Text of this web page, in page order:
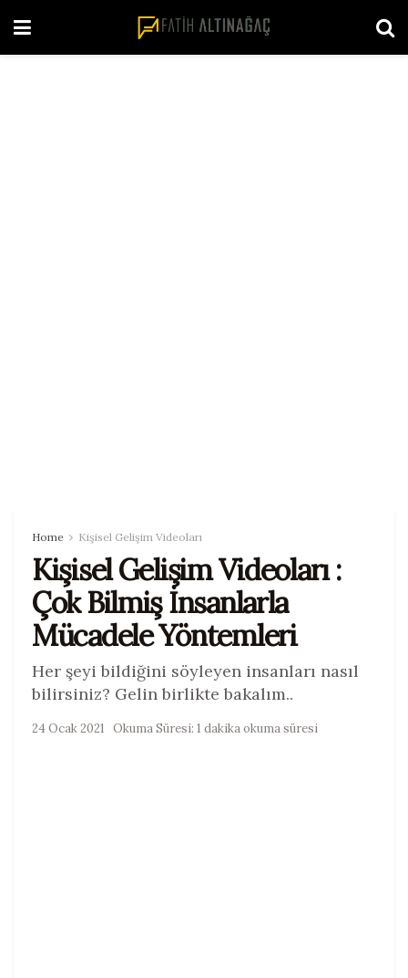
Home Kişisel Gelişim Videoları
Kişisel Gelişim Videoları :
Çok Bilmiş İnsanlarla
Mücadele Yöntemleri
Her şeyi bildiğini söyleyen insanları nasıl
bilirsiniz? Gelin birlikte bakalım..
24 Ocak 2021 Okuma Süresi: 1 dakika okuma süresi